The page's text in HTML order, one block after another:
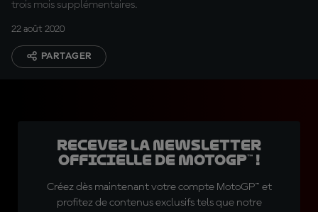
trois mois supplémentaires.
22 août 2020
PARTAGER
Recevez la Newsletter
officielle de MotoGP™ !
Créez dès maintenant votre compte MotoGP™ et
profitez de contenus exclusifs tels que notre